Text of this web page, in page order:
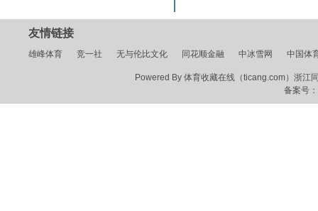
友情链接
雄峰体育 竞一社 无与伦比文化 同花顺金融 中冰雪网 中国体
Powered By 体育收藏在线（ticang.com）浙江
备案号：